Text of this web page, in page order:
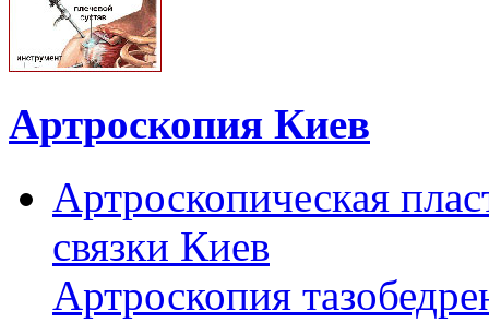
Артроскопия Киев
Артроскопическая
связки Киев
Артроскопия